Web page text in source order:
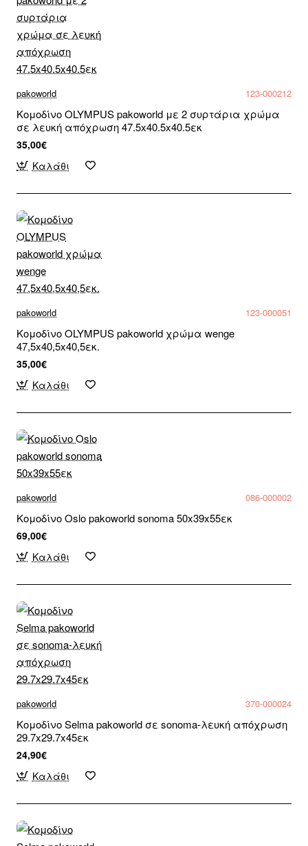
pakoworld 123-000212
Κομοδίνο OLYMPUS pakoworld με 2 συρτάρια χρώμα
σε λευκή απόχρωση 47.5x40.5x40.5εκ
35,00€
Καλάθι
pakoworld 123-000051
Κομοδίνο OLYMPUS pakoworld χρώμα wenge
47,5x40,5x40,5εκ.
35,00€
Καλάθι
pakoworld 086-000002
Κομοδίνο Oslo pakoworld sonoma 50x39x55εκ
69,00€
Καλάθι
pakoworld 370-000024
Κομοδίνο Selma pakoworld σε sonoma-λευκή απόχρωση
29.7x29.7x45εκ
24,90€
Καλάθι